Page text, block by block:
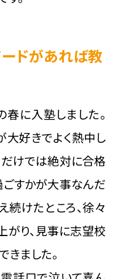
っていただくのは
とで、それぞれの塾
。
ドがあれば教
に入塾しました。
大好きでよく熱中し
だけでは絶対に合格
すかが大事なんだ